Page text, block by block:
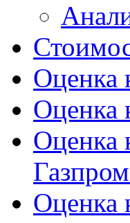
Оценка
Оценка
Оценка
Оценка